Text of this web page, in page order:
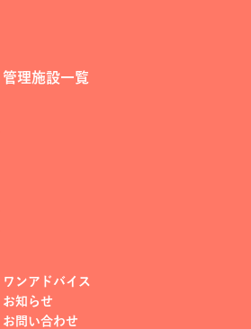
管理施設一覧
ワンアドバイス
お知らせ
お問い合わせ